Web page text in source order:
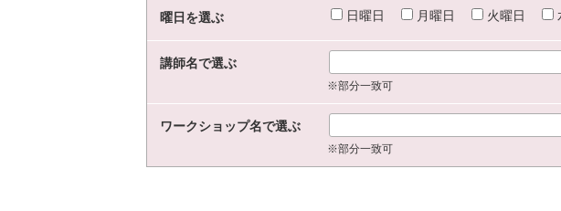
曜日を選ぶ 日曜日 月曜日 火曜日
講師名で選ぶ
※部分一致可
ワークショップ名で選ぶ
※部分一致可